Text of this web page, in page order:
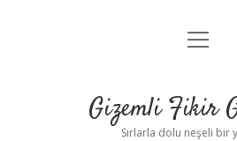
Anasayfa
Yasal Uyarı
menüyü
Gizemli Fikir
Sırlarla dolu neşeli bir